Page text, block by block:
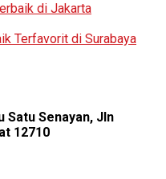
di Jakarta
Terfavorit di Surabaya
Satu Senayan, Jln
12710